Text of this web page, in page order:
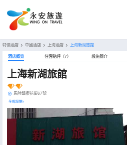
特價酒店 > 中國酒店 > 上海酒店 > 上海新湖旅館
酒店概览 住客點評（7） 設施簡介
上海新湖旅館
馬陸鎮櫻花街67號
全部設施>